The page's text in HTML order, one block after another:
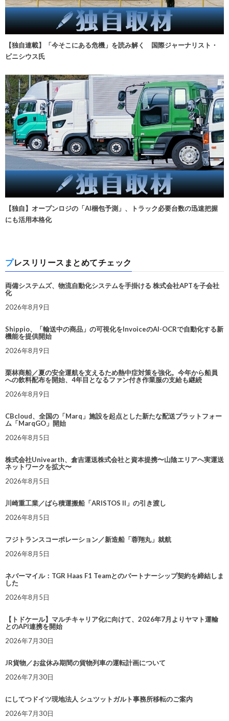
【独自連載】「今そこにある危機」を読み解く 国際ジャーナリスト・
ビニシウス氏
【独自】オープンロジの「AI梱包予測」、トラック必要台数の迅速把握
にも活用本格化
プレスリリースまとめてチェック
両備システムズ、物流自動化システムを手掛ける 株式会社APTを子会社
化
2026年8月9日
Shippio、「輸送中の商品」の可視化をInvoiceのAI-OCRで自動化する新
機能を提供開始
2026年8月9日
栗林商船／夏の安全運航を支えるため熱中症対策を強化。今年から船員
への飲料配布を開始、4年目となるファン付き作業服の支給も継続
2026年8月9日
CBcloud、全国の「Marq」施設を起点とした新たな配送プラットフォー
ム「MarqGO」開始
2026年8月5日
株式会社Univearth、倉吉運送株式会社と資本提携〜山陰エリアへ実運送
ネットワークを拡大〜
2026年8月5日
川崎重工業／ばら積運搬船「ARISTOS II」の引き渡し
2026年8月5日
フジトランスコーポレーション／新造船「蓉翔丸」就航
2026年8月5日
ネバーマイル：TGR Haas F1 Teamとのパートナーシップ契約を締結しま
した
2026年8月5日
【トドケール】マルチキャリア化に向けて、2026年7月よりヤマト運輸
とのAPI連携を開始
2026年7月30日
JR貨物／お盆休み期間の貨物列車の運転計画について
2026年7月30日
にしてつドイツ現地法人 シュツットガルト事務所移転のご案内
2026年7月30日